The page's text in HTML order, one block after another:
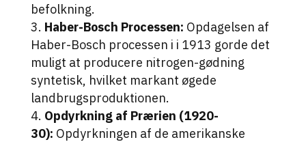
befolkning.
Haber-Bosch Processen: Opdagelsen af
Haber-Bosch processen i i 1913 gorde det
muligt at producere nitrogen-gødning
syntetisk, hvilket markant øgede
landbrugsproduktionen.
Opdyrkning af Prærien (1920-
30): Opdyrkningen af de amerikanske